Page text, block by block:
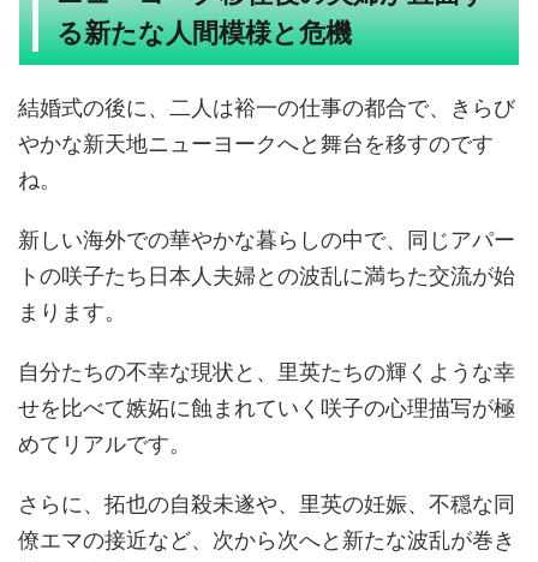
る新たな人間模様と危機
結婚式の後に、二人は裕一の仕事の都合で、きらび
やかな新天地ニューヨークへと舞台を移すのです
ね。
新しい海外での華やかな暮らしの中で、同じアパー
トの咲子たち日本人夫婦との波乱に満ちた交流が始
まります。
自分たちの不幸な現状と、里英たちの輝くような幸
せを比べて嫉妬に蝕まれていく咲子の心理描写が極
めてリアルです。
さらに、拓也の自殺未遂や、里英の妊娠、不穏な同
僚エマの接近など、次から次へと新たな波乱が巻き